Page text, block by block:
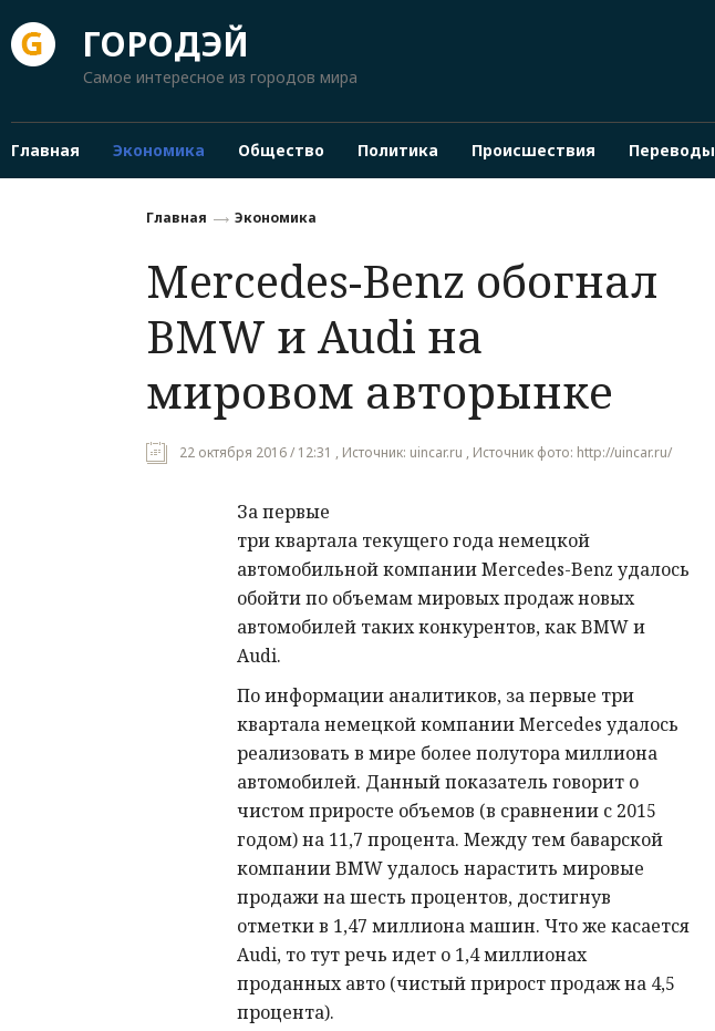
ГОРОДЭЙ
Самое интересное из городов мира
Главная Экономика Общество Политика Происшествия Переводы
Главная Экономика
Mercedes-Benz обогнал
BMW и Audi на
мировом авторынке
22 октября 2016 / 12:31 , Источник: uincar.ru , Источник фото: http://uincar.ru/
За первые
три квартала текущего года немецкой
автомобильной компании Mercedes-Benz удалось
обойти по объемам мировых продаж новых
автомобилей таких конкурентов, как BMW и
Audi.
По информации аналитиков, за первые три
квартала немецкой компании Mercedes удалось
реализовать в мире более полутора миллиона
автомобилей. Данный показатель говорит о
чистом приросте объемов (в сравнении с 2015
годом) на 11,7 процента. Между тем баварской
компании BMW удалось нарастить мировые
продажи на шесть процентов, достигнув
отметки в 1,47 миллиона машин. Что же касается
Audi, то тут речь идет о 1,4 миллионах
проданных авто (чистый прирост продаж на 4,5
процента).